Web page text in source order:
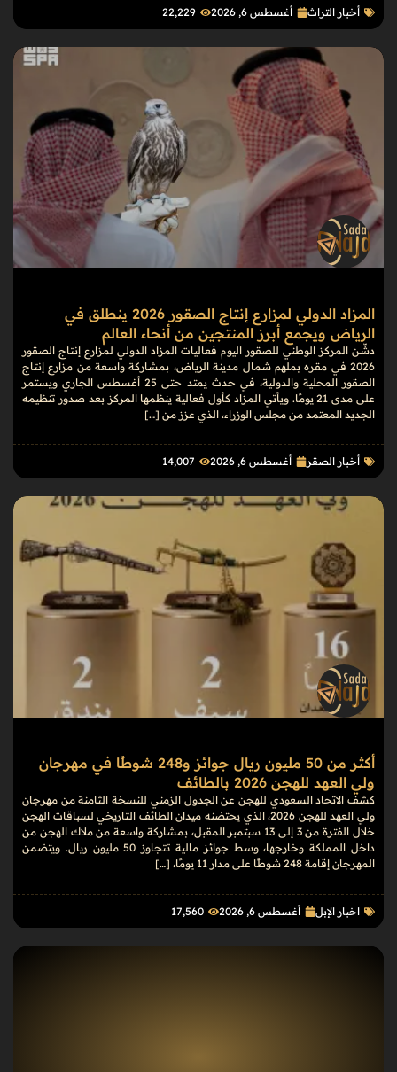
أخبار التراث أغسطس 6, 2026 22٬229
المزاد الدولي لمزارع إنتاج الصقور 2026 ينطلق في
الرياض ويجمع أبرز المنتجين من أنحاء العالم
دشّن المركز الوطني للصقور اليوم فعاليات المزاد الدولي لمزارع إنتاج الصقور
2026 في مقره بملهم شمال مدينة الرياض، بمشاركة واسعة من مزارع إنتاج
الصقور المحلية والدولية، في حدث يمتد حتى 25 أغسطس الجاري ويستمر
على مدى 21 يومًا. ويأتي المزاد كأول فعالية ينظمها المركز بعد صدور تنظيمه
الجديد المعتمد من مجلس الوزراء، الذي عزز من […]
أخبار الصقر أغسطس 6, 2026 14٬007
أكثر من 50 مليون ريال جوائز و248 شوطًا في مهرجان
ولي العهد للهجن 2026 بالطائف
كشف الاتحاد السعودي للهجن عن الجدول الزمني للنسخة الثامنة من مهرجان
ولي العهد للهجن 2026، الذي يحتضنه ميدان الطائف التاريخي لسباقات الهجن
خلال الفترة من 3 إلى 13 سبتمبر المقبل، بمشاركة واسعة من ملاك الهجن من
داخل المملكة وخارجها، وسط جوائز مالية تتجاوز 50 مليون ريال. ويتضمن
المهرجان إقامة 248 شوطًا على مدار 11 يومًا، […]
اخبار الإبل أغسطس 6, 2026 17٬560